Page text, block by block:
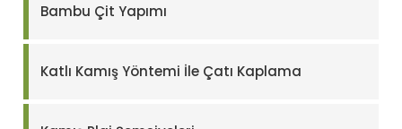
Bambu Çit Yapımı
Katlı Kamış Yöntemi İle Çatı Kaplama